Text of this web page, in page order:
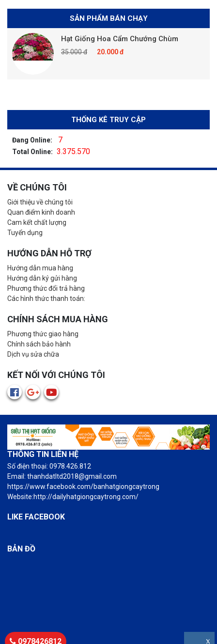
SẢN PHẨM BÁN CHẠY
Hạt Giống Hoa Cẩm Chướng Chùm
35.000 đ 20.000 đ
THỐNG KÊ TRUY CẬP
Đang Online: 7
Total Online: 3.375.570
VỀ CHÚNG TÔI
Giới thiệu về chúng tôi
Quan điểm kinh doanh
Cam kết chất lượng
Tuyển dụng
HƯỚNG DẪN HỖ TRỢ
Hướng dẫn mua hàng
Hướng dẫn ký gửi hàng
Phương thức đổi trả hàng
Các hình thức thanh toán:
CHÍNH SÁCH MUA HÀNG
Phương thức giao hàng
Chính sách bảo hành
Dịch vụ sửa chữa
KẾT NỐI VỚI CHÚNG TÔI
THÔNG TIN LIÊN HỆ
Số điện thoại: 0978.426.812
Email: thanhdatltd2018@gmail.com
https://www.facebook.com/banhatgiongcaytrong
Website:http://dailyhatgiongcaytrong.com/
LIKE FACEBOOK
BẢN ĐỒ
0978426812